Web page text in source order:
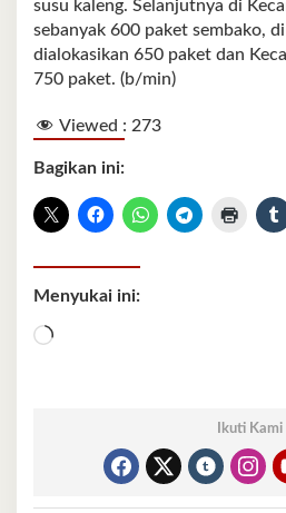
susu kaleng. Selanjutnya di
sebanyak 600 paket sembako,
dialokasikan 650 paket dan
750 paket. (b/min)
Viewed : 273
Bagikan ini:
Menyukai ini:
Memuat...
Ikuti Kami